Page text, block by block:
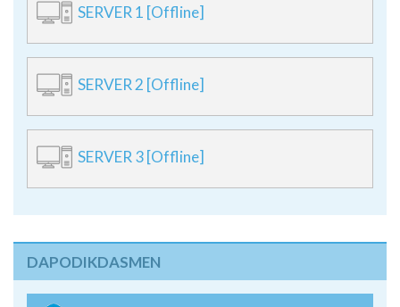
SERVER 1 [Offline]
SERVER 2 [Offline]
SERVER 3 [Offline]
DAPODIKDASMEN